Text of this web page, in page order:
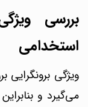
بررسی
استخدامی
ویژگی برونگرایی
می‌گیرد و